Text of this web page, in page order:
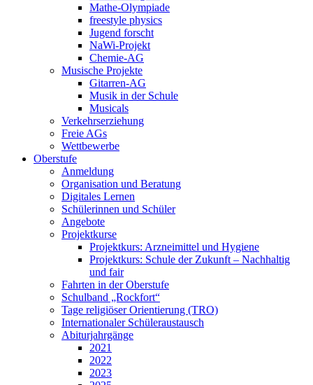
Mathe-Olympiade
freestyle physics
Jugend forscht
NaWi-Projekt
Chemie-AG
Musische Projekte
Gitarren-AG
Musik in der Schule
Musicals
Verkehrserziehung
Freie AGs
Wettbewerbe
Oberstufe
Anmeldung
Organisation und Beratung
Digitales Lernen
Schülerinnen und Schüler
Angebote
Projektkurse
Projektkurs: Arzneimittel und Hygiene
Projektkurs: Schule der Zukunft – Nachhaltig
und fair
Fahrten in der Oberstufe
Schulband „Rockfort“
Tage religiöser Orientierung (TRO)
Internationaler Schüleraustausch
Abiturjahrgänge
2021
2022
2023